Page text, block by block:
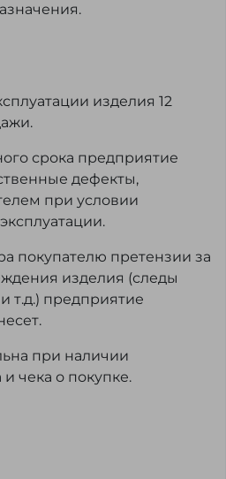
изделия 12
срока предприятие
дефекты,
при условии
покупателю претензии за
изделия (следы
т.д.) предприятие
при наличии
чека о покупке.